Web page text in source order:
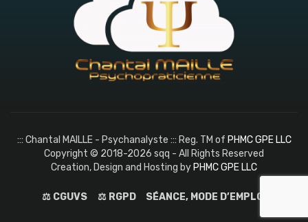
::: Chantal MAILLE - Psychanalyste ::: Reg. TM of PHMC GPE LLC
Copyright © 2018-2026 sqq - All Rights Reserved
Creation, Design and Hosting byPHMC GPE LLC
⚖️ CGUVS ⚖️ RGPD SÉANCE, MODE D’EMPLOI